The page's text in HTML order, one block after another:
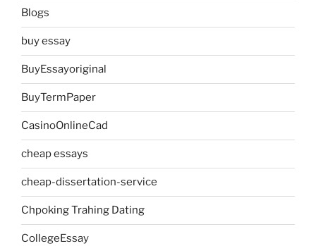
Blogs
buy essay
BuyEssayoriginal
BuyTermPaper
CasinoOnlineCad
cheap essays
cheap-dissertation-service
Chpoking Trahing Dating
CollegeEssay